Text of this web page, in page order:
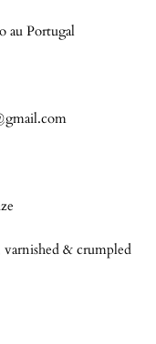
au Portugal
varnished & crumpled